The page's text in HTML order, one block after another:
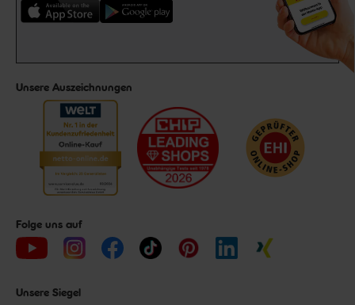
Unsere Auszeichnungen
Folge uns auf
Unsere Siegel